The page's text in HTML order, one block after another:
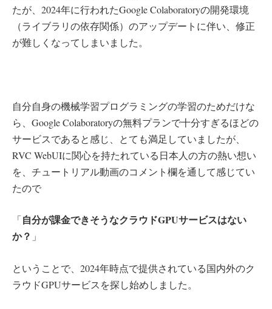
たが、2024年に行われたGoogle Colaboratoryの開発環境
（ライブラリの依存関係）のアップデートに伴い、修正
が難しくなってしまいました。
自分自身の機械学習プログラミングの学習のためだけな
ら、Google Colaboratoryの無料プランで十分すぎるほどの
サービスであると感じ、とても満足していましたが、
RVC WebUIに関心を持たれている日本人の方の熱い想い
を、チュートリアル動画のコメント欄を通して感じてい
たので
「自分が課金できそうなクラウドGPUサービスはない
か？ 」
ということで、2024年時点で提供されている国内外のク
ラウドGPUサービスを探し始めしました。